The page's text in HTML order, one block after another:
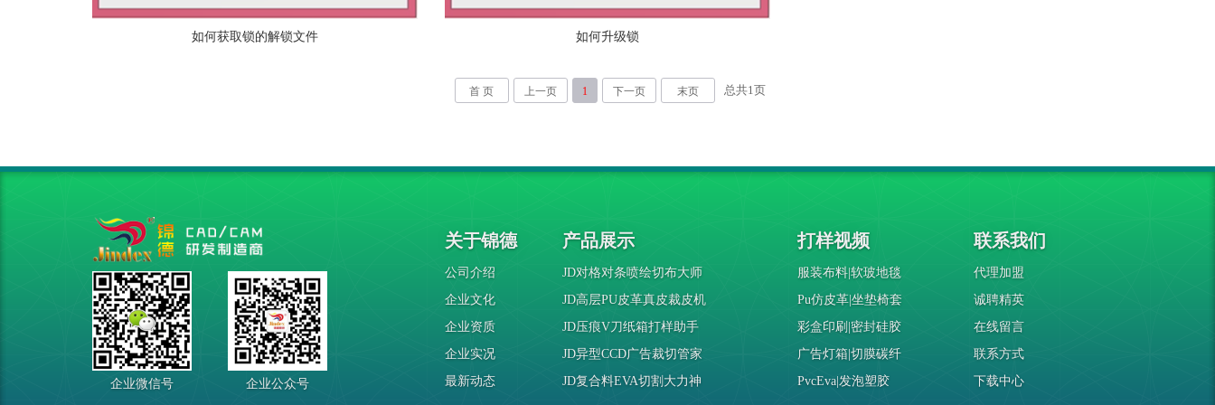
如何获取锁的解锁文件 如何升级锁
首 页 上一页 1 下一页 末页 总共1页
企业微信号 企业公众号
关于锦德
公司介绍
企业文化
企业资质
企业实况
最新动态
产品展示
JD对格对条喷绘切布大师
JD高层PU皮革真皮裁皮机
JD压痕V刀纸箱打样助手
JD异型CCD广告裁切管家
JD复合料EVA切割大力神
打样视频
服装布料|软玻地毯
Pu仿皮革|坐垫椅套
彩盒印刷|密封硅胶
广告灯箱|切膜碳纤
PvcEva|发泡塑胶
联系我们
代理加盟
诚聘精英
在线留言
联系方式
下载中心